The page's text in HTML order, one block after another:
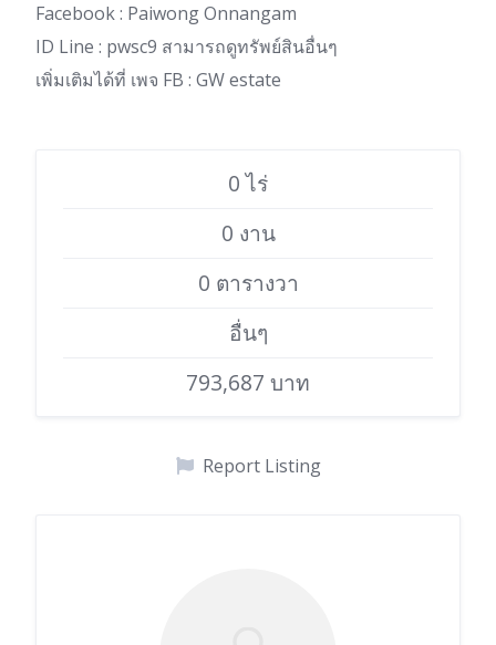
Facebook : Paiwong Onnangam
ID Line : pwsc9 สามารถดูทรัพย์สินอื่นๆ
เพิ่มเติมได้ที่ เพจ FB : GW estate
0 ไร่
0 งาน
0 ตารางวา
อื่นๆ
793,687 บาท
Report Listing